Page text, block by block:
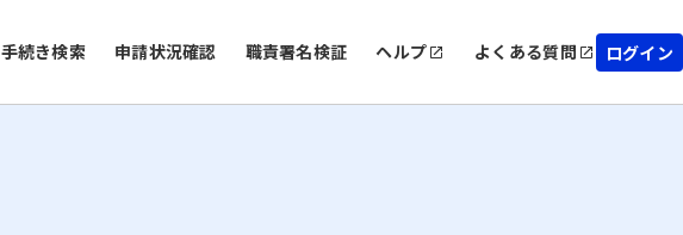
手続き検索 申請状況確認 職責署名検証 ヘルプ よくある質問 ログイン